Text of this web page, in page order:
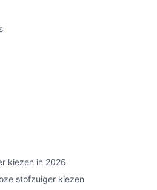
kiezen in 2026
stofzuiger kiezen